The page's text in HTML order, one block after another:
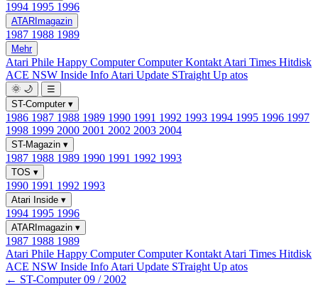
1994 1995 1996
ATARImagazin
1987 1988 1989
Mehr
Atari Phile Happy ComputerComputer Kontakt Atari Times Hitdisk
ACE NSW Inside Info Atari Update STraight Up atos
🌞 🌙
☰
ST-Computer ▾
1986 1987 1988 1989 1990 1991 1992 1993 1994 1995 1996 1997
1998 1999 2000 2001 2002 2003 2004
ST-Magazin ▾
1987 1988 1989 1990 1991 1992 1993
TOS ▾
1990 1991 1992 1993
Atari Inside ▾
1994 1995 1996
ATARImagazin ▾
1987 1988 1989
Atari Phile Happy ComputerComputer Kontakt Atari Times Hitdisk
ACE NSW Inside Info Atari Update STraight Up atos
← ST-Computer 09 / 2002